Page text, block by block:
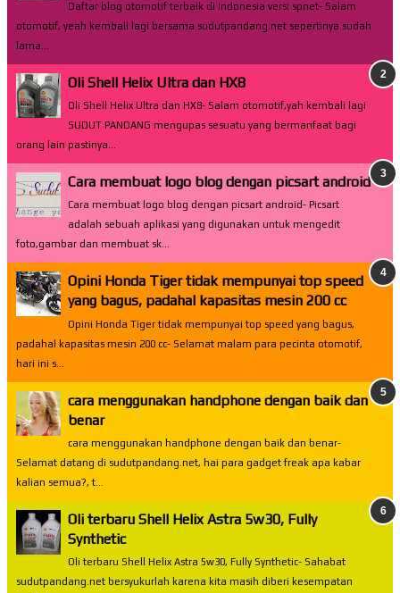
Daftar blog otomotif terbaik di Indonesia versi spnet- Salam
otomotif, yeah kembali lagi bersama sudutpandang.net sepertinya sudah
lama...
Oli Shell Helix Ultra dan HX8
Oli Shell Helix Ultra dan HX8- Salam otomotif,yah kembali lagi
SUDUT PANDANG mengupas sesuatu yang bermanfaat bagi
orang lain pastinya...
Cara membuat logo blog dengan picsart android
Cara membuat logo blog dengan picsart android- Picsart
adalah sebuah aplikasi yang digunakan untuk mengedit
foto,gambar dan membuat sk...
Opini Honda Tiger tidak mempunyai top speed
yang bagus, padahal kapasitas mesin 200 cc
Opini Honda Tiger tidak mempunyai top speed yang bagus,
padahal kapasitas mesin 200 cc- Selamat malam para pecinta otomotif,
hari ini s...
cara menggunakan handphone dengan baik dan
benar
cara menggunakan handphone dengan baik dan benar-
Selamat datang di sudutpandang.net, hai para gadget freak apa kabar
kalian semua?, t...
Oli terbaru Shell Helix Astra 5w30, Fully
Synthetic
Oli terbaru Shell Helix Astra 5w30, Fully Synthetic- Sahabat
sudutpandang.net bersyukurlah karena kita masih diberi kesempatan